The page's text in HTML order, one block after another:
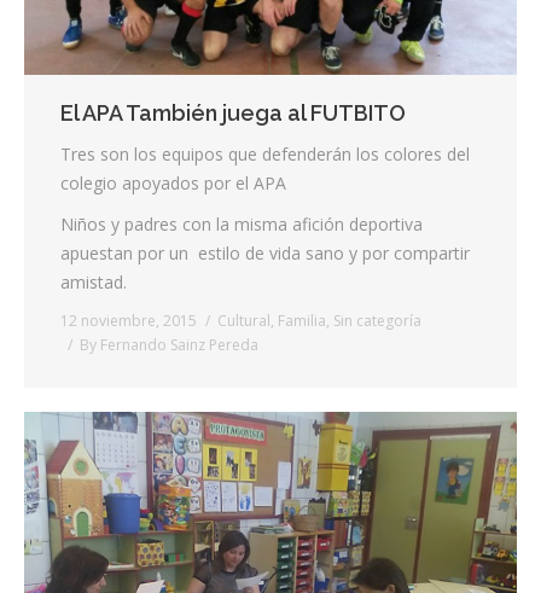
El APA También juega al FUTBITO
Tres son los equipos que defenderán los colores del
colegio apoyados por el APA
Niños y padres con la misma afición deportiva
apuestan por un estilo de vida sano y por compartir
amistad.
12 noviembre, 2015 Cultural, Familia, Sin categoría
By Fernando Sainz Pereda